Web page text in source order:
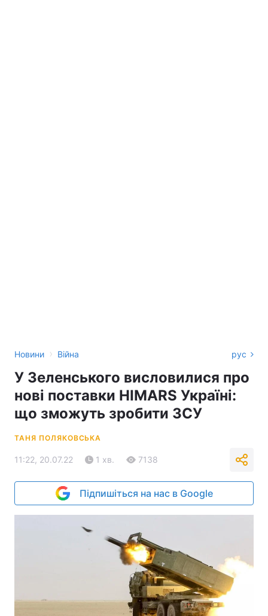
Новини › Війна рус
У Зеленського висловилися про
нові поставки HIMARS Україні:
що зможуть зробити ЗСУ
ТАНЯ ПОЛЯКОВСЬКА
11:22, 20.07.22 1 хв. 7138
Підпишіться на нас в Google